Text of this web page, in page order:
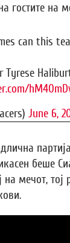
гостите на
can this
June 6,
беше
мечот,